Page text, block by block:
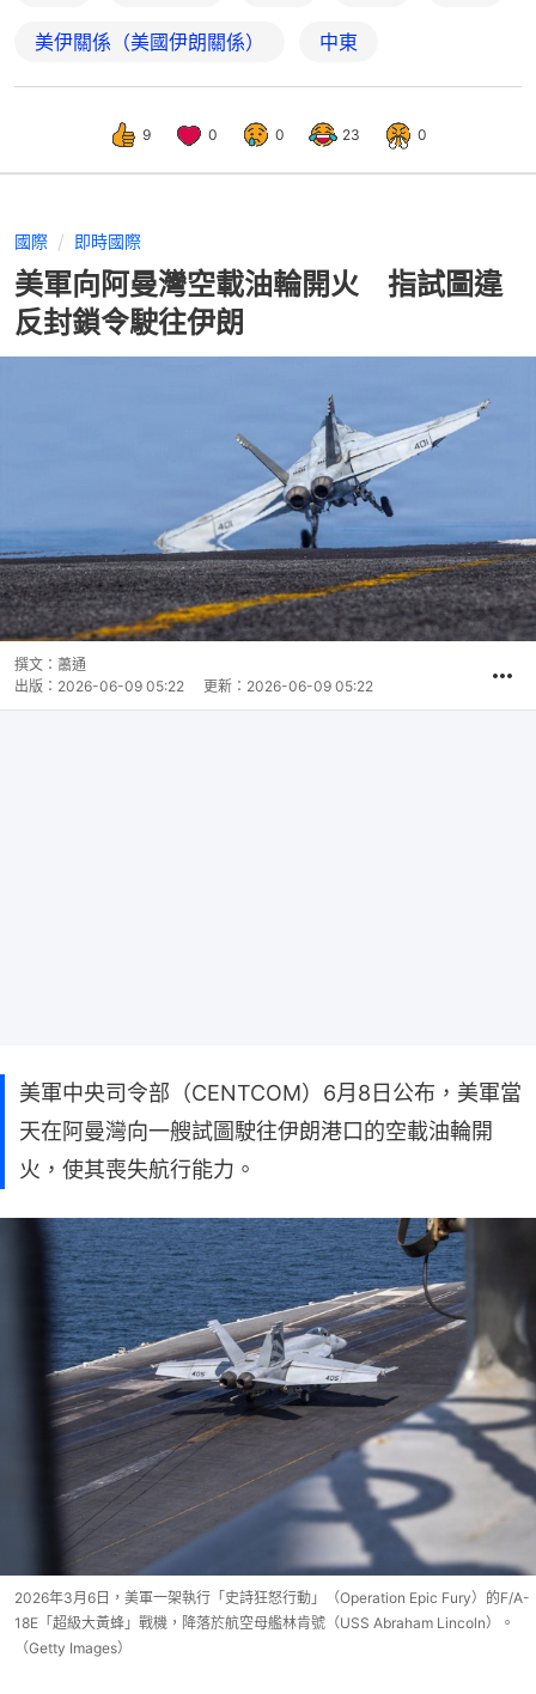
美伊關係（美國伊朗關係） 中東
9 0 0 23 0
國際 即時國際
美軍向阿曼灣空載油輪開火 指試圖違
反封鎖令駛往伊朗
撰文： 蕭通
出版： 2026-06-09 05:22 更新： 2026-06-09 05:22
美軍中央司令部（CENTCOM）6月8日公布，美軍當
天在阿曼灣向一艘試圖駛往伊朗港口的空載油輪開
火，使其喪失航行能力。
2026年3月6日，美軍一架執行「史詩狂怒行動」（Operation Epic Fury）的F/A-
18E「超級大黃蜂」戰機，降落於航空母艦林肯號（USS Abraham Lincoln）。
（Getty Images）